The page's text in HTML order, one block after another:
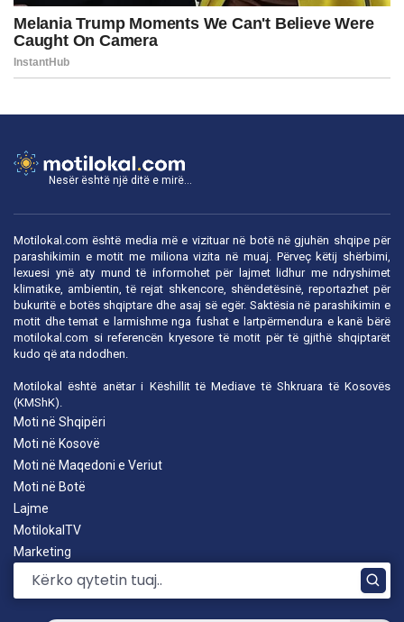
Nesër është një ditë e mirë...
Motilokal.com është media më e vizituar në botë në gjuhën shqipe për
parashikimin e motit me miliona vizita në muaj. Përveç këtij shërbimi,
lexuesi ynë aty mund të informohet për lajmet lidhur me ndryshimet
klimatike, ambientin, të rejat shkencore, shëndetësinë, reportazhet për
bukuritë e botës shqiptare dhe asaj së egër. Saktësia në parashikimin e
motit dhe temat e larmishme nga fushat e lartpërmendura e kanë bërë
motilokal.com si referencën kryesore të motit për të gjithë shqiptarët
kudo që ata ndodhen.
Motilokal është anëtar i Këshillit të Mediave të Shkruara të Kosovës
(KMShK).
Moti në Shqipëri
Moti në Kosovë
Moti në Maqedoni e Veriut
Moti në Botë
Lajme
MotilokalTV
Marketing